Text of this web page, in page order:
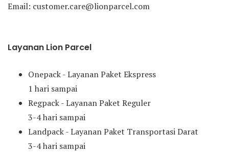
Email: customer.care@lionparcel.com
Layanan Lion Parcel
Onepack - Layanan Paket Ekspress
1 hari sampai
Regpack - Layanan Paket Reguler
3-4 hari sampai
Landpack - Layanan Paket Transportasi Darat
3-4 hari sampai